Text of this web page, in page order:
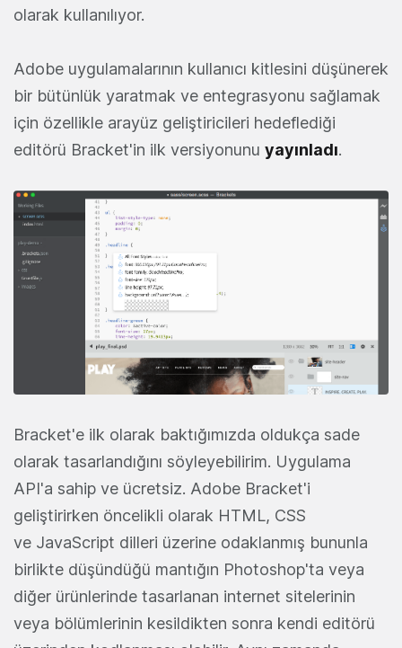
olarak kullanılıyor.
Adobe uygulamalarının kullanıcı kitlesini düşünerek
bir bütünlük yaratmak ve entegrasyonu sağlamak
için özellikle arayüz geliştiricileri hedeflediği
editörü Bracket'in ilk versiyonunu yayınladı.
Bracket'e ilk olarak baktığımızda oldukça sade
olarak tasarlandığını söyleyebilirim. Uygulama
API'a sahip ve ücretsiz. Adobe Bracket'i
geliştirirken öncelikli olarak HTML, CSS
ve JavaScript dilleri üzerine odaklanmış bununla
birlikte düşündüğü mantığın Photoshop'ta veya
diğer ürünlerinde tasarlanan internet sitelerinin
veya bölümlerinin kesildikten sonra kendi editörü